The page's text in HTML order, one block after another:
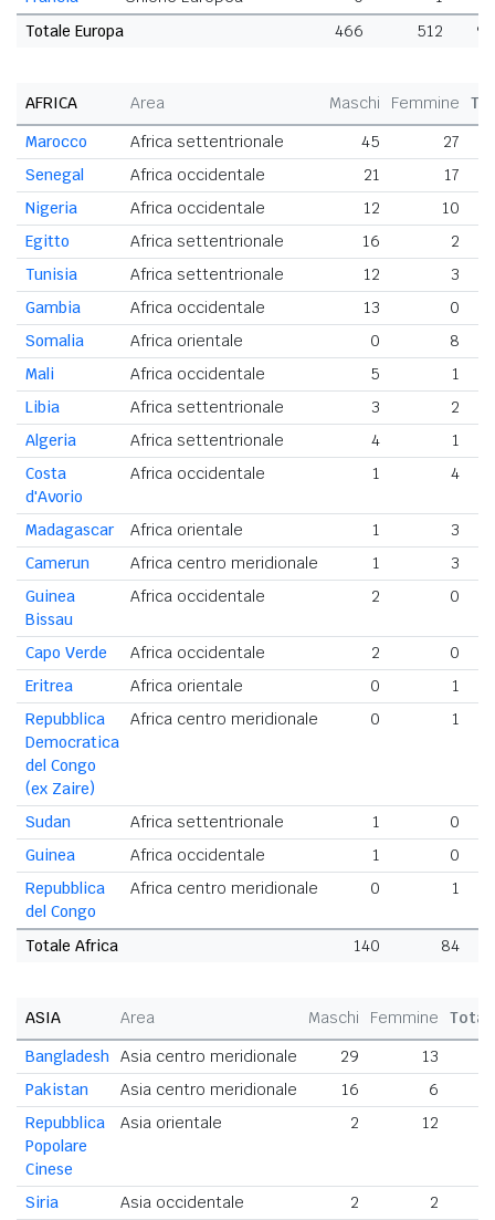
Totale Europa
466 512
AFRICA Area Maschi Femmine
Marocco
Africa settentrionale 45
27
Senegal
Africa occidentale 21
17
Nigeria
Africa occidentale 12
10
Egitto
Africa settentrionale 16
2
Tunisia
Africa settentrionale 12
3
Gambia
Africa occidentale 13
0
Somalia
Africa orientale 0
8
Mali
Africa occidentale 5
1
Libia
Africa settentrionale 3
2
Algeria
Africa settentrionale 4
1
Costa
d'Avorio
Africa occidentale 1 4
Madagascar Africa orientale 1
3
Camerun
Africa centro meridionale 1
3
Guinea
Bissau
Africa occidentale 2 0
Capo Verde Africa occidentale 2
0
Eritrea
Africa orientale 0
1
Repubblica
Democratica
del Congo
(ex Zaire)
Africa centro meridionale 0 1
Sudan Africa settentrionale 1
0
Guinea
Africa occidentale 1
0
Repubblica
del Congo
Africa centro meridionale 0 1
Totale Africa 140 84
ASIA Area Maschi Femmine
Bangladesh
Asia centro meridionale 29 13
Pakistan
Asia centro meridionale 16 6
Repubblica
Popolare
Cinese
Asia orientale 2 12
Siria Asia occidentale 2 2